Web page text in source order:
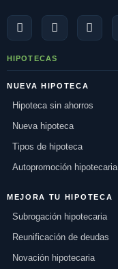
HIPOTECAS
NUEVA HIPOTECA
Hipoteca sin ahorros
Nueva hipoteca
Tipos de hipoteca
Autopromoción hipotecaria
MEJORA TU HIPOTECA
Subrogación hipotecaria
Reunificación de deudas
Novación hipotecaria